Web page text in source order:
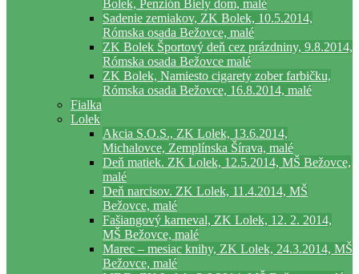
Bolek, Penzión Biely dom, malé
Sadenie zemiakov, ZK Bolek, 10.5.2014,
Rómska osada Bežovce, malé
ZK Bolek Športový deň cez prázdniny, 9.8.2014,
Rómska osada Bežovce malé
ZK Bolek, Namiesto cigarety zober farbičku,
Rómska osada Bežovce, 16.8.2014, malé
Fialka
Lolek
Akcia S.O.S., ZK Lolek, 13.6.2014,
Michalovce, Zemplínska Šírava, malé
Deň matiek. ZK Lolek, 12.5.2014, MŠ Bežovce,
malé
Deň narcisov. ZK Lolek, 11.4.2014, MŠ
Bežovce, malé
Fašiangový karneval, ZK Lolek, 12. 2. 2014,
MŠ Bežovce, malé
Marec – mesiac knihy, ZK Lolek, 24.3.2014, MŠ
Bežovce, malé